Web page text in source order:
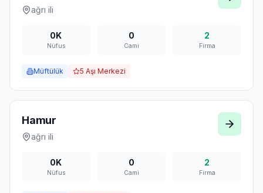
ağrı ili
0K
Nüfus
0
Cami
2
Firma
Müftülük 5 Aşı Merkezi
Hamur
ağrı ili
0K
Nüfus
0
Cami
2
Firma